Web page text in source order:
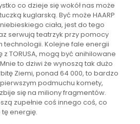
co dzieje się wokół nas może
kuglarską. Być może HAARP
ciała, jest do tego
serwują teatrzyk przy pomocy
technologii. Kolejne fale energii
TORUSA, mogą być anihilowane
to dziwi że wynoszą tak dużo
Ziemi, ponad 64 000, to bardzo
podmuchu komety,
się na miliony fragmentów.
zupełnie coś innego coś, co
energię.